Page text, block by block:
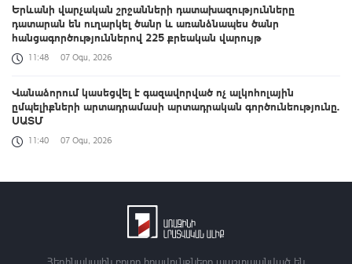
Երևանի վարչական շրջանների դատախազությունները
դատարան են ուղարկել ծանր և առանձնապես ծանր
հանցագործություններով 225 քրեական վարույթ
11:48 07 Օգս, 2026
Վանաձորում կասեցվել է գազավորված ոչ ալկոհոլային
ըմպելիքների արտադրամասի արտադրական գործունեությունը.
ՍԱՏՄ
11:40 07 Օգս, 2026
գումարով խաղ․ վարչապետ
Նիկոլ Փաշինյանը պատասխանել է ռուսական
Հեղինակային բոլոր իրավունքները պաշտպանված են